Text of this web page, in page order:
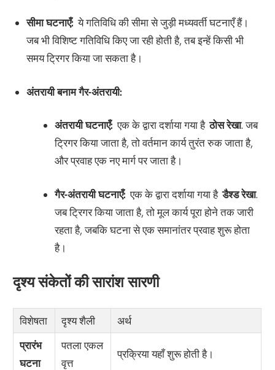
सीमा घटनाएँ: ये गतिविधि की सीमा से जुड़ी मध्यवर्ती घटनाएँ हैं।
जब भी विशिष्ट गतिविधि किए जा रही होती है, तब इन्हें किसी भी
समय ट्रिगर किया जा सकता है।
अंतरायी बनाम गैर-अंतरायी:
अंतरायी घटनाएँ: एक के द्वारा दर्शाया गया हैठोस रेखा. जब
ट्रिगर किया जाता है, तो वर्तमान कार्य तुरंत रुक जाता है,
और प्रवाह एक नए मार्ग पर जाता है।
गैर-अंतरायी घटनाएँ: एक के द्वारा दर्शाया गया हैडैश्ड रेखा.
जब ट्रिगर किया जाता है, तो मूल कार्य पूरा होने तक जारी
रहता है, जबकि घटना से एक समानांतर प्रवाह शुरू होता
है।
दृश्य संकेतों की सारांश सारणी
विशेषता दृश्य शैली
अर्थ
प्रारंभ
घटना
पतला एकल
वृत्त
प्रक्रिया यहाँ शुरू होती है।